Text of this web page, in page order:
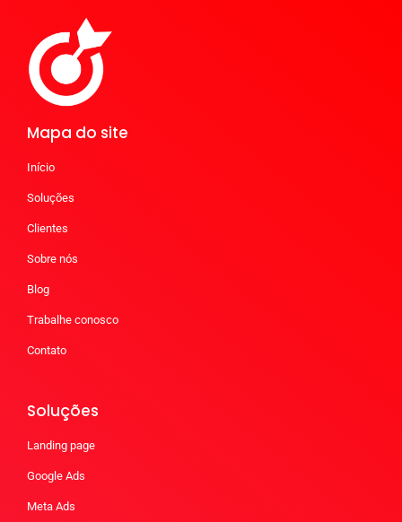
Mapa do site
Início
Soluções
Clientes
Sobre nós
Blog
Trabalhe conosco
Contato
Soluções
Landing page
Google Ads
Meta Ads